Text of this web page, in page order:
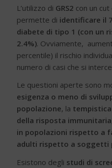
L’utilizzo di GRS2 con un
permette di identificare il
diabete di tipo 1 (con un
2.4%). Ovviamente,
percentile) il rischio
numero di casi che si
Le questioni aperte sono
esigenza o meno di
popolazione, la
della risposta
in popolazioni rispetto a
adulti rispetto a soggetti
Esistono degli studi di